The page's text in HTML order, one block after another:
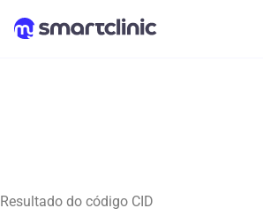
Resultado do código CID